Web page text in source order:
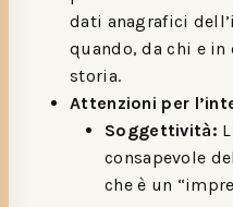
dati anagrafici
quando, da chi e in
storia.
Attenzioni per
Soggettività:
consapevole
che è un